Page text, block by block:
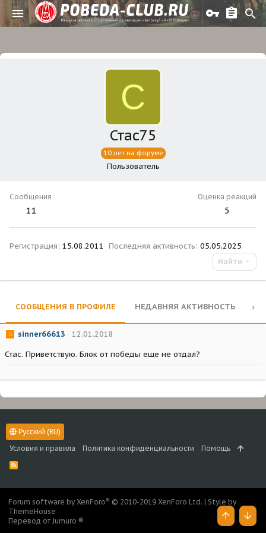
С
Стас75
10 лет на форуме
Пользователь
Сообщения
11
Оценка реакций
5
Регистрация 15.08.2011 Последняя активность 05.05.2025
Найти
СООБЩЕНИЯ В ПРОФИЛЕ НЕДАВНЯЯ АКТИВНОСТЬ
S sinner66613 12.01.2018
Стас. Приветствую. Блок от победы еще не отдал?
Русский (RU)
Условия и правила
Политика конфиденциальности Помощь
R
Forum software by XenForo® © 2010-2019 XenForo Ltd. | Style by
ThemeHouse
Перевод от Jumuro ®
Верх Низ